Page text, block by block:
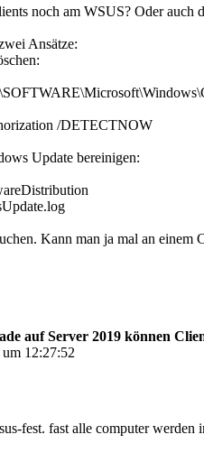
noch am WSUS? Oder auch
Ansätze:
/DETECTNOW
Update bereinigen:
Kann man ja mal an einem
auf Server 2019 können
12:27:52
fest. fast alle computer